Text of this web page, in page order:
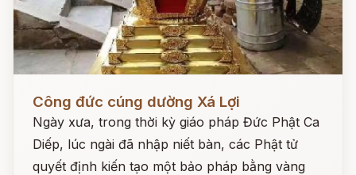
Công đức cúng dường Xá Lợi
Ngày xưa, trong thời kỳ giáo pháp Đức Phật Ca
Diếp, lúc ngài đã nhập niết bàn, các Phật tử
quyết định kiến tạo một bảo pháp bằng vàng